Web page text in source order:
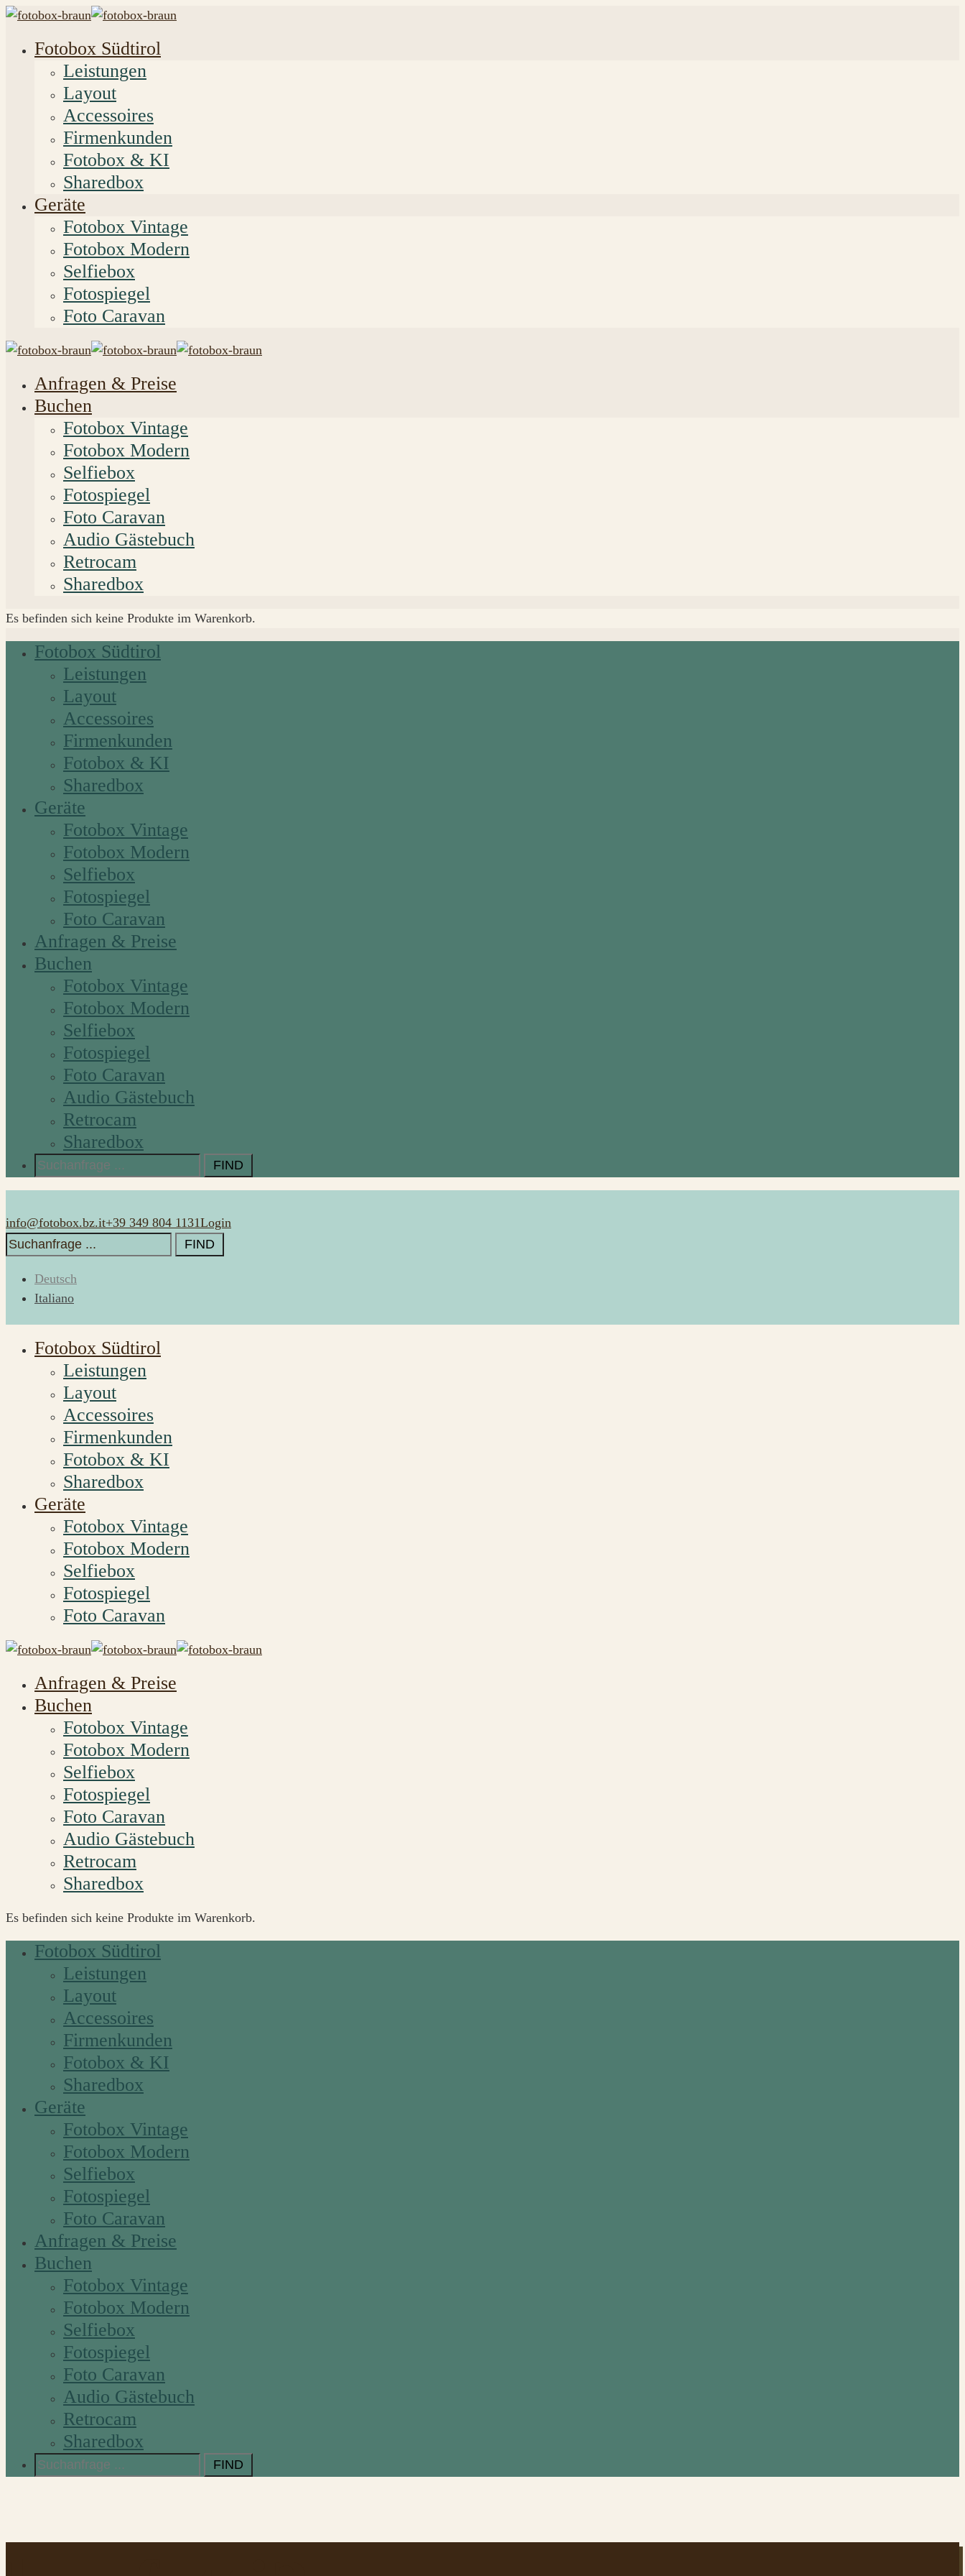
Fotobox Südtirol
Leistungen
Layout
Accessoires
Firmenkunden
Fotobox & KI
Sharedbox
Geräte
Fotobox Vintage
Fotobox Modern
Selfiebox
Fotospiegel
Foto Caravan
Anfragen & Preise
Buchen
Fotobox Vintage
Fotobox Modern
Selfiebox
Fotospiegel
Foto Caravan
Audio Gästebuch
Retrocam
Sharedbox
Es befinden sich keine Produkte im Warenkorb.
Fotobox Südtirol
Leistungen
Layout
Accessoires
Firmenkunden
Fotobox & KI
Sharedbox
Geräte
Fotobox Vintage
Fotobox Modern
Selfiebox
Fotospiegel
Foto Caravan
Anfragen & Preise
Buchen
Fotobox Vintage
Fotobox Modern
Selfiebox
Fotospiegel
Foto Caravan
Audio Gästebuch
Retrocam
Sharedbox
Search
for:
info@fotobox.bz.it+39 349 804 1131Login
Search
for:
Deutsch
Italiano
Fotobox Südtirol
Leistungen
Layout
Accessoires
Firmenkunden
Fotobox & KI
Sharedbox
Geräte
Fotobox Vintage
Fotobox Modern
Selfiebox
Fotospiegel
Foto Caravan
Anfragen & Preise
Buchen
Fotobox Vintage
Fotobox Modern
Selfiebox
Fotospiegel
Foto Caravan
Audio Gästebuch
Retrocam
Sharedbox
Es befinden sich keine Produkte im Warenkorb.
Fotobox Südtirol
Leistungen
Layout
Accessoires
Firmenkunden
Fotobox & KI
Sharedbox
Geräte
Fotobox Vintage
Fotobox Modern
Selfiebox
Fotospiegel
Foto Caravan
Anfragen & Preise
Buchen
Fotobox Vintage
Fotobox Modern
Selfiebox
Fotospiegel
Foto Caravan
Audio Gästebuch
Retrocam
Sharedbox
Search
for: